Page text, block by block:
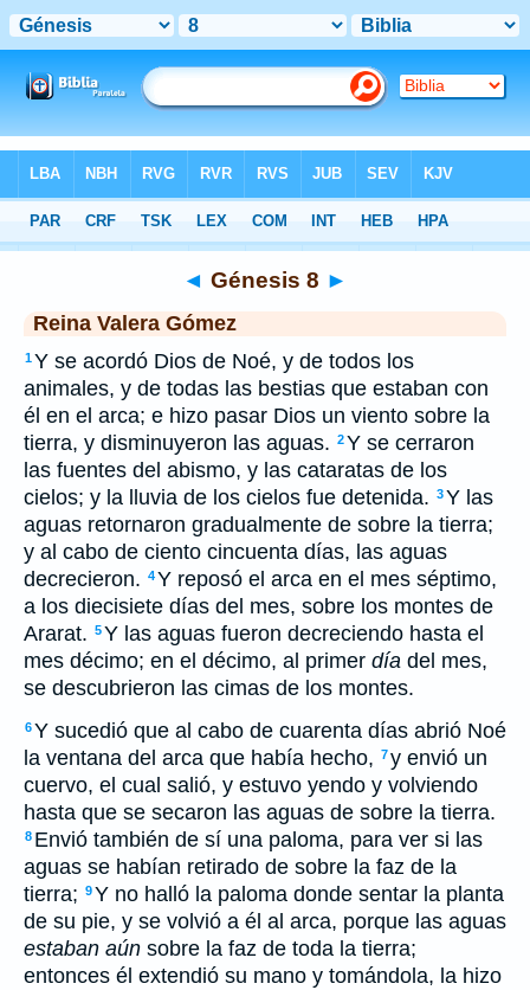
>RVG> Génesis 8
◄ Génesis 8 ►
Reina Valera Gómez
1Y se acordó Dios de Noé, y de todos los
animales, y de todas las bestias que estaban con
él en el arca; e hizo pasar Dios un viento sobre la
tierra, y disminuyeron las aguas. 2Y se cerraron
las fuentes del abismo, y las cataratas de los
cielos; y la lluvia de los cielos fue detenida. 3Y las
aguas retornaron gradualmente de sobre la tierra;
y al cabo de ciento cincuenta días, las aguas
decrecieron. 4Y reposó el arca en el mes séptimo,
a los diecisiete días del mes, sobre los montes de
Ararat. 5Y las aguas fueron decreciendo hasta el
mes décimo; en el décimo, al primer día del mes,
se descubrieron las cimas de los montes.
6Y sucedió que al cabo de cuarenta días abrió Noé
la ventana del arca que había hecho, 7y envió un
cuervo, el cual salió, y estuvo yendo y volviendo
hasta que se secaron las aguas de sobre la tierra.
8 Envió también de sí una paloma, para ver si las
aguas se habían retirado de sobre la faz de la
tierra; 9Y no halló la paloma donde sentar la planta
de su pie, y se volvió a él al arca, porque las aguas
estaban aún sobre la faz de toda la tierra;
entonces él extendió su mano y tomándola, la hizo